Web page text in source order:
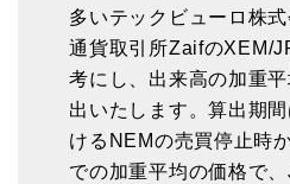
多いテックビューロ株
通貨取引所ZaifのXEM/
考にし、出来高の加重
出いたします。算出期
けるNEMの売買停止時
での加重平均の価格で